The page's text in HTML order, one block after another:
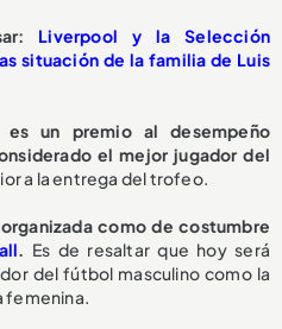
Liverpool y la Selección
situación de la familia de Luis
es un premio al desempeño
el mejor jugador del
a la entrega del trofeo.
como de costumbre
. Es de resaltar que hoy será
del fútbol masculino como la
femenina.